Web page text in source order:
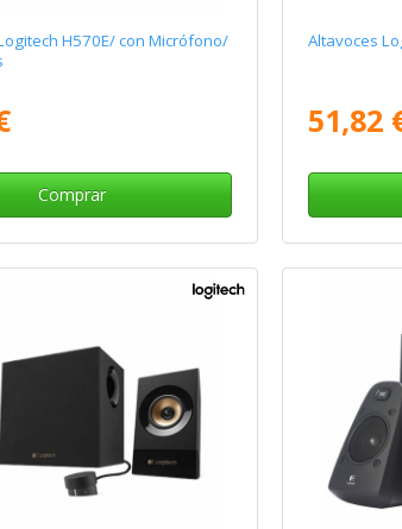
H570E/ con Micrófono/
Comprar
Altavoces
51,82